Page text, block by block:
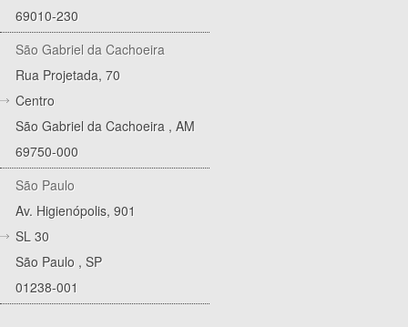
69010-230
São Gabriel da Cachoeira
Rua Projetada, 70
Centro
São Gabriel da Cachoeira , AM
69750-000
São Paulo
Av. Higienópolis, 901
SL 30
São Paulo , SP
01238-001